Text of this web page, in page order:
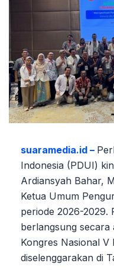
suaramedia.id –
Indonesia (PDUI)
Ardiansyah Bahar,
Ketua Umum
periode 2026-2029.
berlangsung secara
Kongres Nasional V
diselenggarakan di